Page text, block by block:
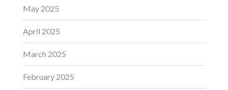
May 2025
April 2025
March 2025
February 2025